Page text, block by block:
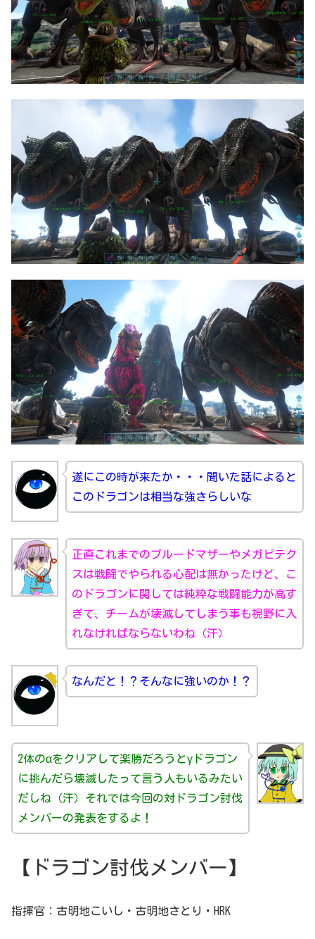
遂にこの時が来たか・・・聞いた話によると
このドラゴンは相当な強さらしいな
正直これまでのブルードマザーやメガピテク
スは戦闘でやられる心配は無かったけど、こ
のドラゴンに関しては純粋な戦闘能力が高す
ぎて、チームが壊滅してしまう事も視野に入
れなければならないわね（汗）
なんだと！？そんなに強いのか！？
2体のαをクリアして楽勝だろうとγドラゴン
に挑んだら壊滅したって言う人もいるみたい
だしね（汗）それでは今回の対ドラゴン討伐
メンバーの発表をするよ！
【ドラゴン討伐メンバー】
指揮官：古明地こいし・古明地さとり・HRK